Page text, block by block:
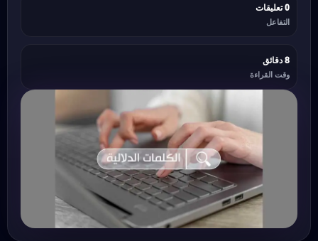
0 تعليقات
التفاعل
8 دقائق
وقت القراءة